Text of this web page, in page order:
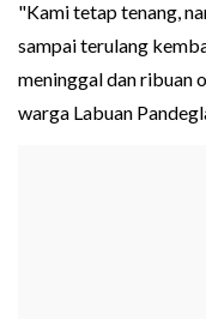
‎"Kami tetap tenang,
sampai terulang
meninggal dan ribuan
warga Labuan